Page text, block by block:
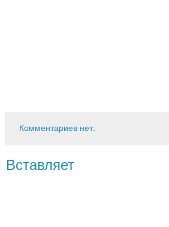
Комментариев нет:
Вставляет